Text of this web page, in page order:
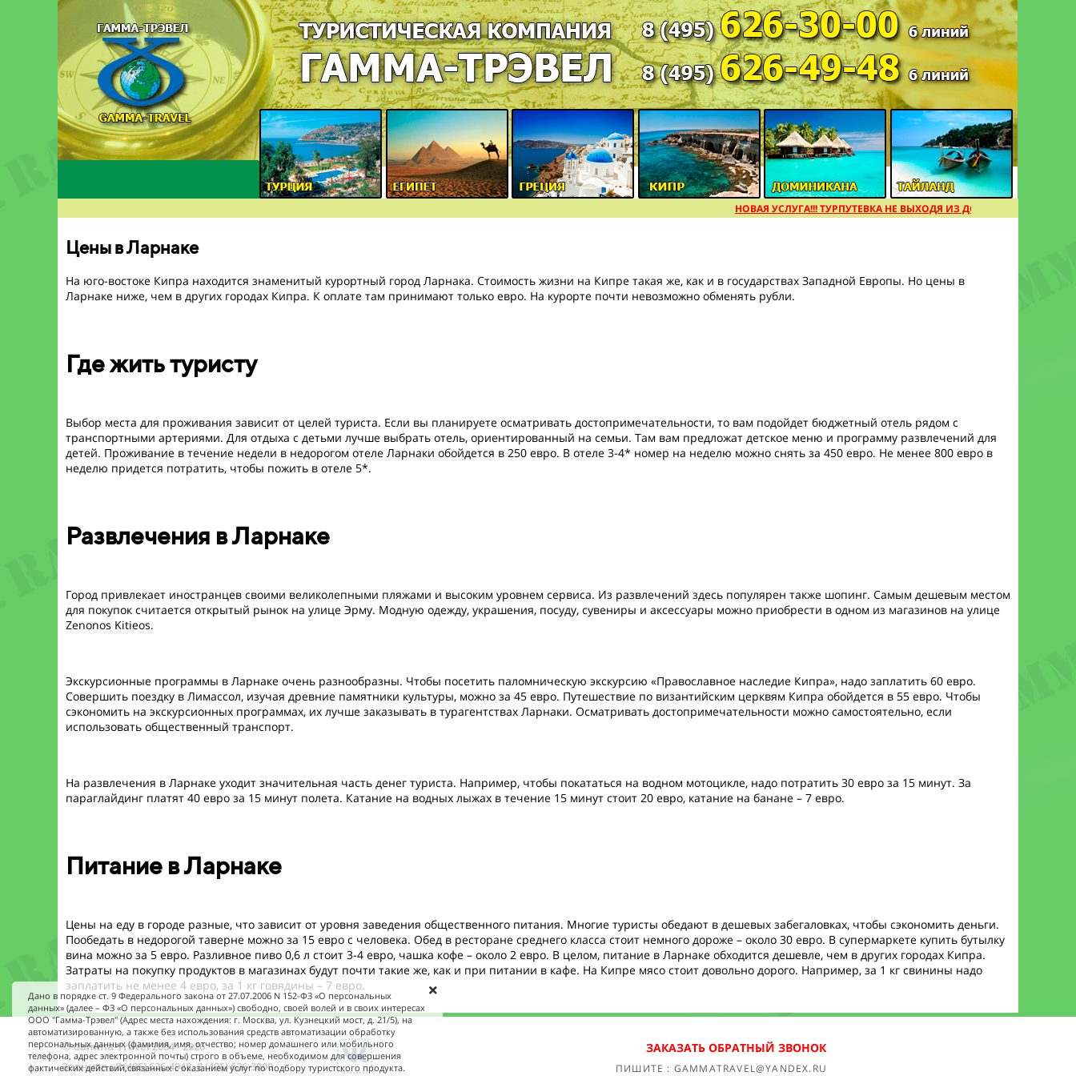
НОВАЯ УСЛУГА!!! ТУРПУТЕВКА НЕ ВЫХОДЯ ИЗ ДОМА [подробнее]
Цены в Ларнаке
На юго-востоке Кипра находится знаменитый курортный город Ларнака. Стоимость жизни на Кипре такая же, как и в государствах Западной Европы. Но цены в
Ларнаке ниже, чем в других городах Кипра. К оплате там принимают только евро. На курорте почти невозможно обменять рубли.
Где жить туристу
Выбор места для проживания зависит от целей туриста. Если вы планируете осматривать достопримечательности, то вам подойдет бюджетный отель рядом с
транспортными артериями. Для отдыха с детьми лучше выбрать отель, ориентированный на семьи. Там вам предложат детское меню и программу развлечений для
детей. Проживание в течение недели в недорогом отеле Ларнаки обойдется в 250 евро. В отеле 3-4* номер на неделю можно снять за 450 евро. Не менее 800 евро в
неделю придется потратить, чтобы пожить в отеле 5*.
Развлечения в Ларнаке
Город привлекает иностранцев своими великолепными пляжами и высоким уровнем сервиса. Из развлечений здесь популярен также шопинг. Самым дешевым местом
для покупок считается открытый рынок на улице Эрму. Модную одежду, украшения, посуду, сувениры и аксессуары можно приобрести в одном из магазинов на улице
Zenonos Kitieos.
Экскурсионные программы в Ларнаке очень разнообразны. Чтобы посетить паломническую экскурсию «Православное наследие Кипра», надо заплатить 60 евро.
Совершить поездку в Лимассол, изучая древние памятники культуры, можно за 45 евро. Путешествие по византийским церквям Кипра обойдется в 55 евро. Чтобы
сэкономить на экскурсионных программах, их лучше заказывать в турагентствах Ларнаки. Осматривать достопримечательности можно самостоятельно, если
использовать общественный транспорт.
На развлечения в Ларнаке уходит значительная часть денег туриста. Например, чтобы покататься на водном мотоцикле, надо потратить 30 евро за 15 минут. За
параглайдинг платят 40 евро за 15 минут полета. Катание на водных лыжах в течение 15 минут стоит 20 евро, катание на банане – 7 евро.
Питание в Ларнаке
Цены на еду в городе разные, что зависит от уровня заведения общественного питания. Многие туристы обедают в дешевых забегаловках, чтобы сэкономить деньги.
Пообедать в недорогой таверне можно за 15 евро с человека. Обед в ресторане среднего класса стоит немного дороже – около 30 евро. В супермаркете купить бутылку
вина можно за 5 евро. Разливное пиво 0,6 л стоит 3-4 евро, чашка кофе – около 2 евро. В целом, питание в Ларнаке обходится дешевле, чем в других городах Кипра.
Затраты на покупку продуктов в магазинах будут почти такие же, как и при питании в кафе. На Кипре мясо стоит довольно дорого. Например, за 1 кг свинины надо
заплатить не менее 4 евро, за 1 кг говядины – 7 евро.
© Gamma-Travel 2004 - 2026
Звоните : 8 (495) 626-4948, 8 (495) 626-3000
ЗАКАЗАТЬ ОБРАТНЫЙ ЗВОНОК
ПИШИТЕ : GAMMATRAVEL@YANDEX.RU
Дано в порядке ст. 9 Федерального закона от 27.07.2006 N 152-ФЗ «О персональных
данных» (далее – ФЗ «О персональных данных») свободно, своей волей и в своих интересах
ООО "Гамма-Трэвел" (Адрес места нахождения: г. Москва, ул. Кузнецкий мост, д. 21/5), на
автоматизированную, а также без использования средств автоматизации обработку
персональных данных (фамилия, имя, отчество; номер домашнего или мобильного
телефона, адрес электронной почты) строго в объеме, необходимом для совершения
фактических действий,связанных с оказанием услуг по подбору туристского продукта.